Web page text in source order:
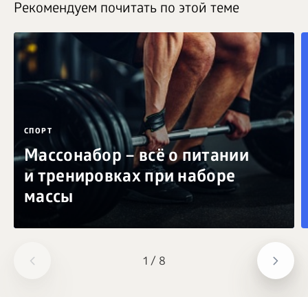
1 / 8
Рекомендуем почитать по этой теме
СПОРТ
Массонабор – всё о питании
и тренировках при наборе
массы